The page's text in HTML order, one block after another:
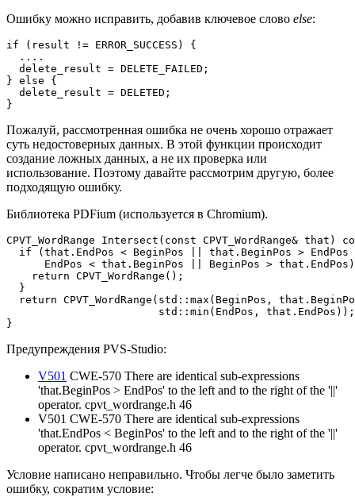
Ошибку можно исправить, добавив ключевое слово else:
if (result != ERROR_SUCCESS) {
  ....
  delete_result = DELETE_FAILED;
} else {
  delete_result = DELETED;
}
Пожалуй, рассмотренная ошибка не очень хорошо отражает
суть недостоверных данных. В этой функции происходит
создание ложных данных, а не их проверка или
использование. Поэтому давайте рассмотрим другую, более
подходящую ошибку.
Библиотека PDFium (используется в Chromium).
CPVT_WordRange Intersect(const CPVT_WordRange& that)
if (that.EndPos < BeginPos || that.BeginPos > EndPos
EndPos < that.BeginPos || BeginPos >
    return CPVT_WordRange();
  }
return CPVT_WordRange(std::max(BeginPos,
                        std::min(EndPos, that.EndPos));
}
Предупреждения PVS-Studio:
V501 CWE-570 There are identical sub-expressions
'that.BeginPos > EndPos' to the left and to the right of the '||'
operator. cpvt_wordrange.h 46
V501 CWE-570 There are identical sub-expressions
'that.EndPos < BeginPos' to the left and to the right of the '||'
operator. cpvt_wordrange.h 46
Условие написано неправильно. Чтобы легче было заметить
ошибку, сократим условие: